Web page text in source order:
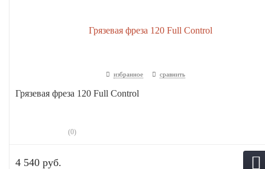
избранное сравнить
Грязевая фреза 120 Full Control
(0)
4 540 руб.